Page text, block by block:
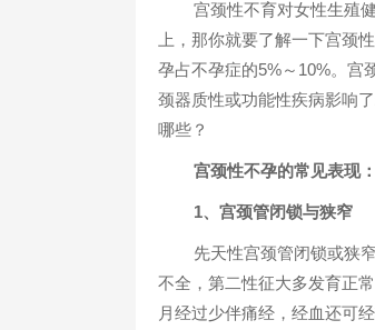
宫颈性不育对女性生殖
上，那你就要了解一下宫颈
孕占不孕症的5%～10%。宫
颈器质性或功能性疾病影响
哪些？
宫颈性不孕的常见表现：
1、宫颈管闭锁与狭窄
先天性宫颈管闭锁或狭
不全，第二性征大多发育正
月经过少伴痛经，经血还可